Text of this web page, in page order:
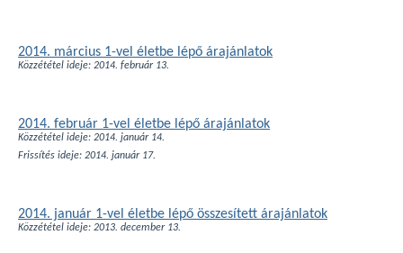
2014. március 1-vel életbe lépő árajánlatok
Közzététel ideje: 2014. február 13.
2014. február 1-vel életbe lépő árajánlatok
Közzététel ideje: 2014. január 14.
Frissítés ideje: 2014. január 17.
2014. január 1-vel életbe lépő összesített árajánlatok
Közzététel ideje: 2013. december 13.